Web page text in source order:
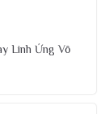
Linh Ứng Vô